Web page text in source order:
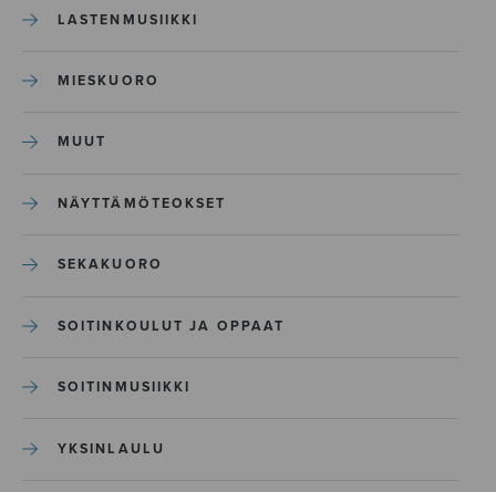
LASTENMUSIIKKI
MIESKUORO
MUUT
NÄYTTÄMÖTEOKSET
SEKAKUORO
SOITINKOULUT JA OPPAAT
SOITINMUSIIKKI
YKSINLAULU